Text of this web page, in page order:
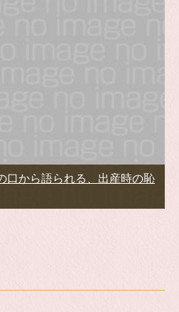
口から語られる、出産時の恥